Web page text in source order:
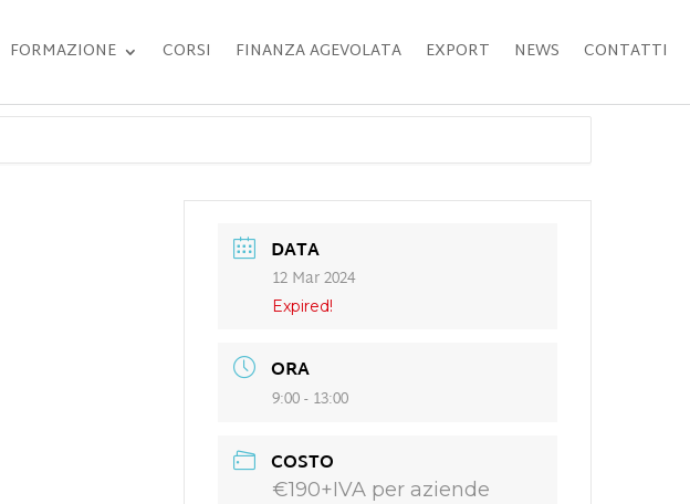
FORMAZIONE CORSI FINANZA AGEVOLATA EXPORT NEWS CONTATTI
DATA
12 Mar 2024
Expired!
ORA
9:00 - 13:00
COSTO
€190+IVA per aziende